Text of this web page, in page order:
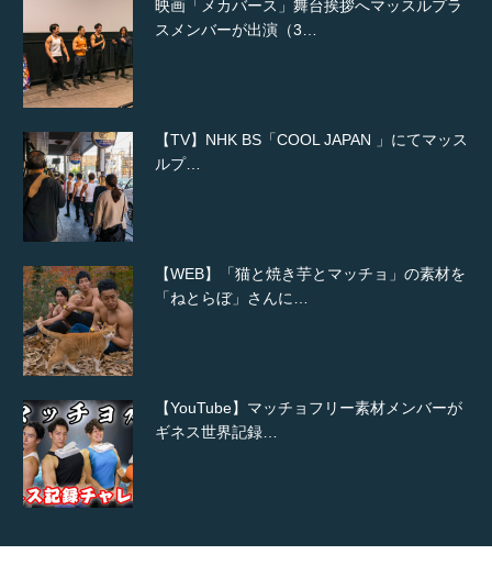
映画「メカバース」舞台挨拶へマッスルプラ
スメンバーが出演（3…
【TV】NHK BS「COOL JAPAN 」にてマッス
ルプ…
【WEB】「猫と焼き芋とマッチョ」の素材を
「ねとらぼ」さんに…
【YouTube】マッチョフリー素材メンバーが
ギネス世界記録…
【TV】TBS番組「ひるおび」にてマッスルプ